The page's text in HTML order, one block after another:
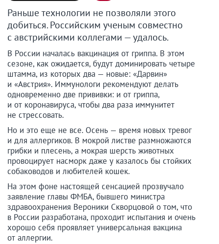
Раньше технологии не позволяли этого
добиться. Российским ученым совместно
с австрийскими коллегами — удалось.
В России началась вакцинация от гриппа. В этом
сезоне, как ожидается, будут доминировать четыре
штамма, из которых два — новые: «Дарвин»
и «Австрия». Иммунологи рекомендуют делать
одновременно две прививки: и от гриппа,
и от коронавируса, чтобы два раза иммунитет
не стрессовать.
Но и это еще не все. Осень — время новых тревог
и для аллергиков. В мокрой листве размножаются
грибки и плесень, а мокрая шерсть животных
провоцирует насморк даже у казалось бы стойких
собаководов и любителей кошек.
На этом фоне настоящей сенсацией прозвучало
заявление главы ФМБА, бывшего министра
здравоохранения Вероники Скворцовой о том, что
в России разработана, проходит испытания и очень
хорошо себя проявляет универсальная вакцина
от аллергии.